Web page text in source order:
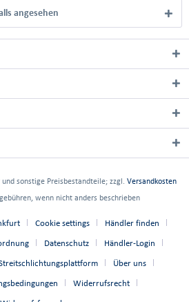
angesehen
sonstige Preisbestandteile; zzgl. Versandkosten
wenn nicht anders beschrieben
Cookie settings Händler finden
Datenschutz Händler-Login
Über uns
Widerrufsrecht